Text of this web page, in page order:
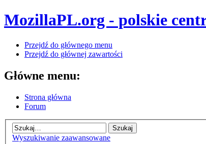
MozillaPL.org - polskie
Przejdź do głównego menu
Przejdź do głównej zawartości
Główne menu:
Strona główna
Forum
Wyszukiwanie zaawansowane